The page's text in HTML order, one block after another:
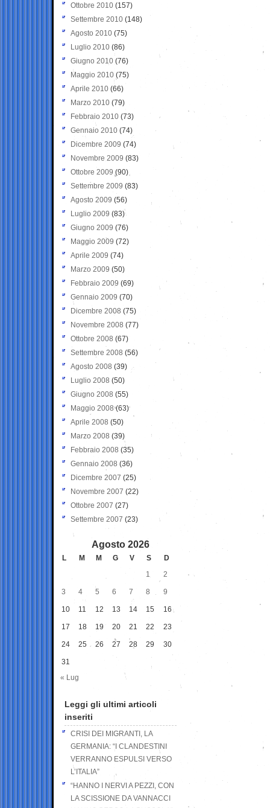
Ottobre 2010 (157)
Settembre 2010 (148)
Agosto 2010 (75)
Luglio 2010 (86)
Giugno 2010 (76)
Maggio 2010 (75)
Aprile 2010 (66)
Marzo 2010 (79)
Febbraio 2010 (73)
Gennaio 2010 (74)
Dicembre 2009 (74)
Novembre 2009 (83)
Ottobre 2009 (90)
Settembre 2009 (83)
Agosto 2009 (56)
Luglio 2009 (83)
Giugno 2009 (76)
Maggio 2009 (72)
Aprile 2009 (74)
Marzo 2009 (50)
Febbraio 2009 (69)
Gennaio 2009 (70)
Dicembre 2008 (75)
Novembre 2008 (77)
Ottobre 2008 (67)
Settembre 2008 (56)
Agosto 2008 (39)
Luglio 2008 (50)
Giugno 2008 (55)
Maggio 2008(63)
Aprile 2008 (50)
Marzo 2008 (39)
Febbraio 2008 (35)
Gennaio 2008 (36)
Dicembre 2007 (25)
Novembre 2007 (22)
Ottobre 2007 (27)
Settembre 2007 (23)
Agosto 2026
L M M G V S
D
1
2
3 4 5 6 7 8 9
10 11 12 13 14 15 16
17 18 19 20 21 22 23
24 25 26 27 28 29 30
31
« Lug
Leggi gli ultimi articoli
inseriti
CRISI DEI MIGRANTI, LA
GERMANIA: “I CLANDESTINI
VERRANNO ESPULSI VERSO
L’ITALIA”
“HANNO I NERVI A PEZZI, CON
LA SCISSIONE DA VANNACCI